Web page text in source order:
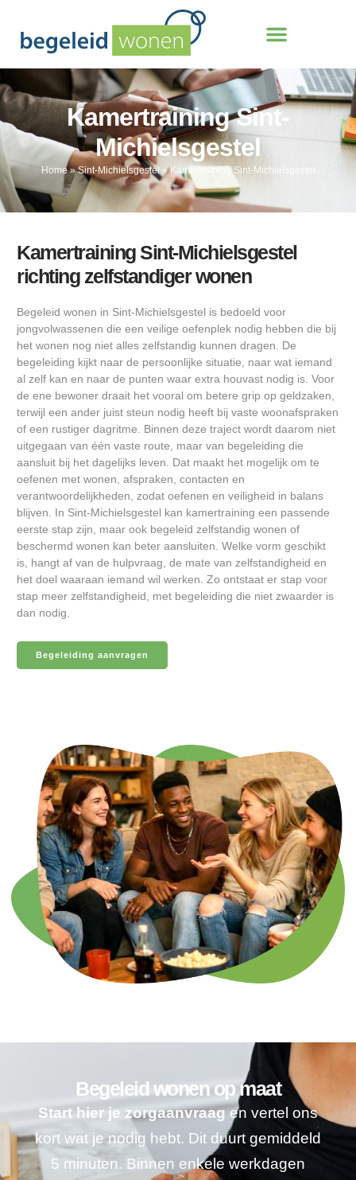
Kamertraining Sint-
Michielsgestel
Home»Sint-Michielsgestel»Kamertraining Sint-Michielsgestel
Kamertraining Sint-Michielsgestel
richting zelfstandiger wonen
Begeleid wonen in Sint-Michielsgestel is bedoeld voor
jongvolwassenen die een veilige oefenplek nodig hebben die bij
het wonen nog niet alles zelfstandig kunnen dragen. De
begeleiding kijkt naar de persoonlijke situatie, naar wat iemand
al zelf kan en naar de punten waar extra houvast nodig is. Voor
de ene bewoner draait het vooral om betere grip op geldzaken,
terwijl een ander juist steun nodig heeft bij vaste woonafspraken
of een rustiger dagritme. Binnen deze traject wordt daarom niet
uitgegaan van één vaste route, maar van begeleiding die
aansluit bij het dagelijks leven. Dat maakt het mogelijk om te
oefenen met wonen, afspraken, contacten en
verantwoordelijkheden, zodat oefenen en veiligheid in balans
blijven. In Sint-Michielsgestel kan kamertraining een passende
eerste stap zijn, maar ook begeleid zelfstandig wonen of
beschermd wonen kan beter aansluiten. Welke vorm geschikt
is, hangt af van de hulpvraag, de mate van zelfstandigheid en
het doel waaraan iemand wil werken. Zo ontstaat er stap voor
stap meer zelfstandigheid, met begeleiding die niet zwaarder is
dan nodig.
Begeleiding aanvragen
Begeleid wonen op maat
Start hier je zorgaanvraagen vertel ons
kort wat je nodig hebt. Dit duurt gemiddeld
5 minuten. Binnen enkele werkdagen